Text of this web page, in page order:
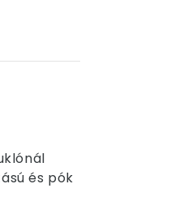
és pók